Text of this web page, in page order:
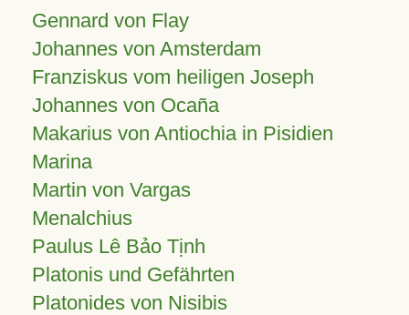
Gennard von Flay
Johannes von Amsterdam
Franziskus vom heiligen Joseph
Johannes von Ocaña
Makarius von Antiochia in Pisidien
Marina
Martin von Vargas
Menalchius
Paulus Lê Bảo Tịnh
Platonis und Gefährten
Platonides von Nisibis